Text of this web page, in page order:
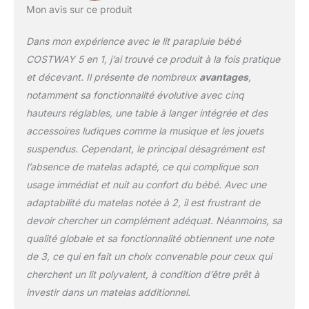
bébé pliable est pré-
assemblé pour plus de
commodité. Les 2
roulettes verrouillables
vous permettent de le
déplacer à volonté.
【Qualité approuvée et
construction robuste】
Fabriqué en matériau
non toxique et inodore,
le lit bébé évolutif est
sans danger. Le cadre en
métal robuste et une
points offrent une
stabilité supérieure.
Mon avis sur ce produit
Dans mon expérience avec le lit parapluie bébé
COSTWAY 5 en 1, j’ai trouvé ce produit à la fois pratique
et décevant. Il présente de nombreux avantages,
notamment sa fonctionnalité évolutive avec cinq
hauteurs réglables, une table à langer intégrée et des
accessoires ludiques comme la musique et les jouets
suspendus. Cependant, le principal désagrément est
l’absence de matelas adapté, ce qui complique son
usage immédiat et nuit au confort du bébé. Avec une
adaptabilité du matelas notée à 2, il est frustrant de
devoir chercher un complément adéquat. Néanmoins, sa
qualité globale et sa fonctionnalité obtiennent une note
de 3, ce qui en fait un choix convenable pour ceux qui
cherchent un lit polyvalent, à condition d’être prêt à
investir dans un matelas additionnel.